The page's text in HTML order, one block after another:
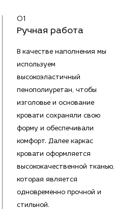
01
Ручная работа
В качестве наполнения мы
используем
высокоэластичный
пенополиуретан, чтобы
изголовье и основание
кровати сохраняли свою
форму и обеспечивали
комфорт. Далее каркас
кровати оформляется
высококачественной тканью,
которая является
одновременно прочной и
стильной.